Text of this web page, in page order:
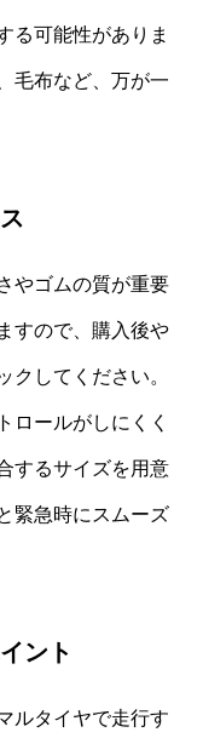
る可能性がありま
毛布など、万が一
やゴムの質が重要
すので、購入後や
クしてください。
ロールがしにくく
するサイズを用意
緊急時にスムーズ
ント
ルタイヤで走行す